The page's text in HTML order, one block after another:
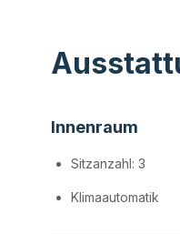
Innenraum
Sitzanzahl: 3
Klimaautomatik